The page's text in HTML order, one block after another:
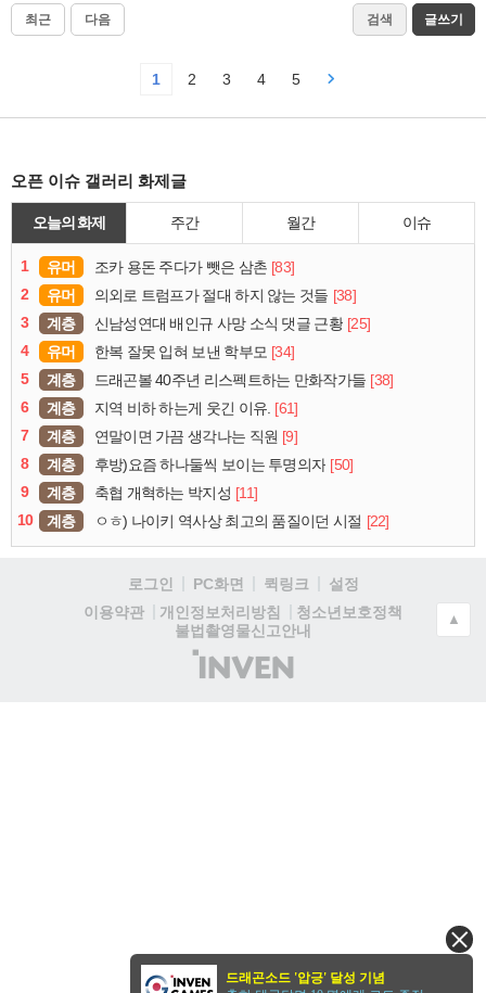
최근 다음 검색 글쓰기
1 2 3 4 5
오픈 이슈 갤러리 화제글
오늘의 화제 주간 월간 이슈
1 유머 조카 용돈 주다가 뺏은 삼촌 [83]
2
유머 의외로 트럼프가 절대 하지 않는 것들 [38]
3
계층 신남성연대 배인규 사망 소식 댓글 근황 [25]
4
유머 한복 잘못 입혀 보낸 학부모 [34]
5
계층 드래곤볼 40주년 리스펙트하는 만화작가들 [38]
6
계층 지역 비하 하는게 웃긴 이유. [61]
7
계층 연말이면 가끔 생각나는 직원 [9]
8
계층 후방)요즘 하나둘씩 보이는 투명의자 [50]
9
계층 축협 개혁하는 박지성 [11]
10
계층 ㅇㅎ) 나이키 역사상 최고의 품질이던 시절 [22]
로그인 PC화면 퀵링크
설정
이용약관
개인정보처리방침
청소년보호정책
불법촬영물신고안내
(주)
인
▲
드래곤소드 '압긍' 달성 기념